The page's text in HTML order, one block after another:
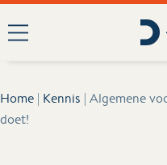
Home | Kennis | Algemene
doet!